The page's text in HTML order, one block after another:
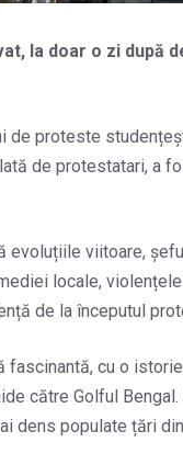
la doar o zi după
de proteste
de protestatari, a
evoluțiile viitoare,
locale,
de la începutul
cu o
către Golful
dens populate țări